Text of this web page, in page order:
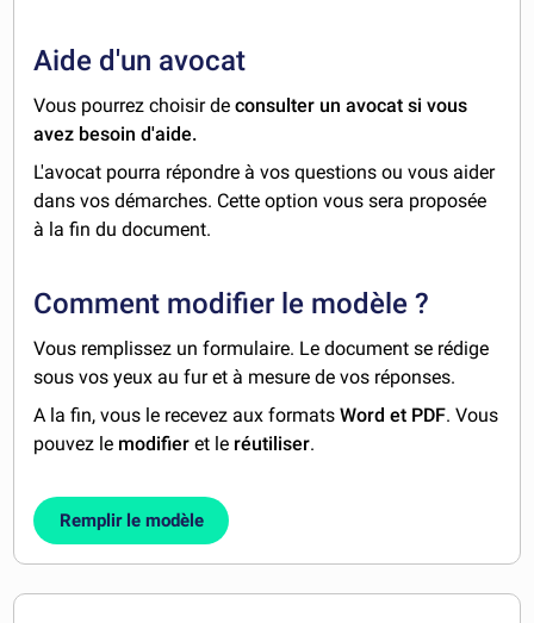
Aide d'un avocat
Vous pourrez choisir deconsulter un avocat si vous
avez besoin d'aide.
L'avocat pourra répondre à vos questions ou vous aider
dans vos démarches. Cette option vous sera proposée
à la fin du document.
Comment modifier le modèle ?
Vous remplissez un formulaire. Le document se rédige
sous vos yeux au fur et à mesure de vos réponses.
A la fin, vous le recevez aux formatsWord et PDF. Vous
pouvez le modifier et le réutiliser.
Remplir le modèle